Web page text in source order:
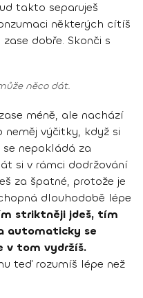
takto separuješ
některých cítíš
dobře. Skonči s
něco dát.
méně, ale nachází
neměj výčitky, když si
nepokládá za
si v rámci dodržování
za špatné, protože je
dlouhodobě lépe
striktněji jdeš, tím
automaticky se
v tom vydržíš.
teď rozumíš lépe než